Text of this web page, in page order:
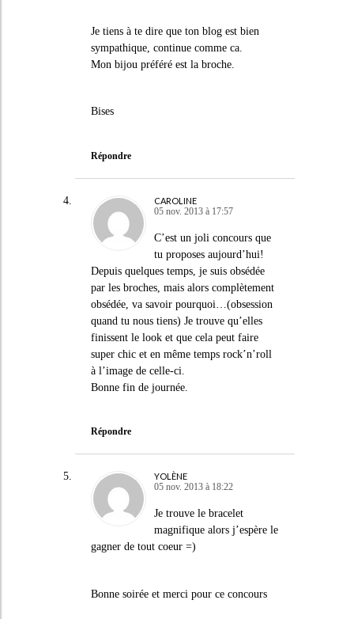
Je tiens à te dire que ton blog est bien
sympathique, continue comme ca.
Mon bijou préféré est la broche.
Bises
Répondre
CAROLINE
05 nov. 2013 à 17:57
C’est un joli concours que
tu proposes aujourd’hui!
Depuis quelques temps, je suis obsédée
par les broches, mais alors complètement
obsédée, va savoir pourquoi…(obsession
quand tu nous tiens) Je trouve qu’elles
finissent le look et que cela peut faire
super chic et en même temps rock’n’roll
à l’image de celle-ci.
Bonne fin de journée.
Répondre
YOLÈNE
05 nov. 2013 à 18:22
Je trouve le bracelet
magnifique alors j’espère le
gagner de tout coeur =)
Bonne soirée et merci pour ce concours